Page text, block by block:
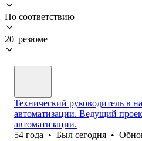
По соответствию
20 резюме
Технический руководитель в
автоматизации. Ведущий
автоматизации.
54 года • Был сегодня •